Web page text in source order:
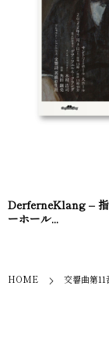
DerferneKlang – 指
ーホール...
HOME 交響曲第11